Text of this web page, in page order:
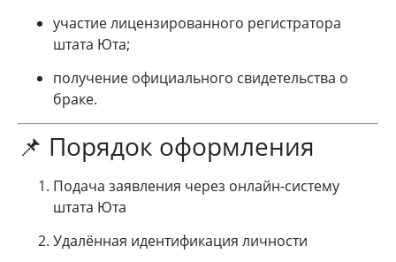
участие лицензированного регистратора
штата Юта;
получение официального свидетельства о
браке.
📌 Порядок оформления
Подача заявления через онлайн-систему
штата Юта
Удалённая идентификация личности